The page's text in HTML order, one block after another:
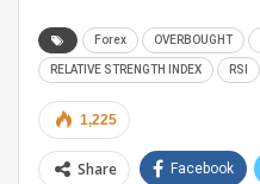
Forex OVERBOUGHT
RELATIVE STRENGTH INDEX RSI
1,225
Share Facebook